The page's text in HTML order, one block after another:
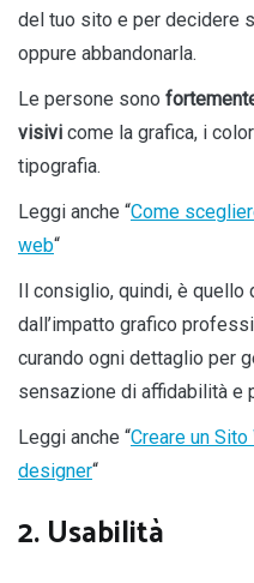
del tuo sito e per decidere
oppure abbandonarla.
Le persone sono
visivi come la grafica, i
tipografia.
Leggi anche “Come
web“
Il consiglio, quindi, è quello
dall’impatto grafico
curando ogni dettaglio per
sensazione di affidabilità e
Leggi anche “Creare un
designer“
2. Usabilità